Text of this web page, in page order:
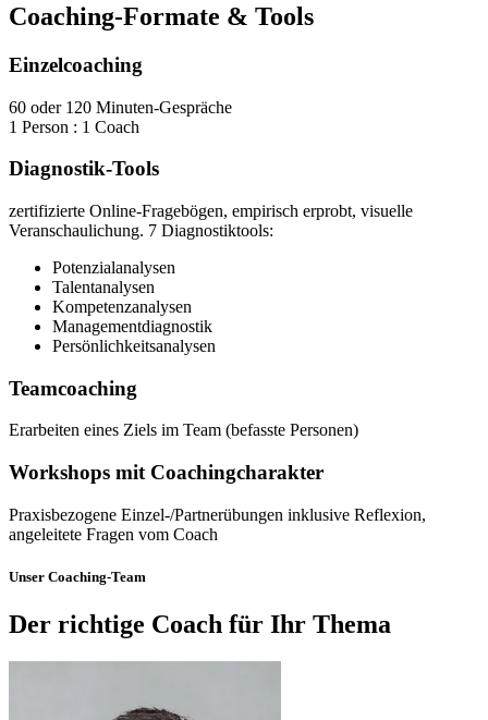
Coaching-Formate & Tools
Einzelcoaching
60 oder 120 Minuten-Gespräche
1 Person : 1 Coach
Diagnostik-Tools
zertifizierte Online-Fragebögen, empirisch erprobt, visuelle
Veranschaulichung. 7 Diagnostiktools:
Potenzialanalysen
Talentanalysen
Kompetenzanalysen
Managementdiagnostik
Persönlichkeitsanalysen
Teamcoaching
Erarbeiten eines Ziels im Team (befasste Personen)
Workshops mit Coachingcharakter
Praxisbezogene Einzel-/Partnerübungen inklusive Reflexion,
angeleitete Fragen vom Coach
Unser Coaching-Team
Der richtige Coach für Ihr Thema